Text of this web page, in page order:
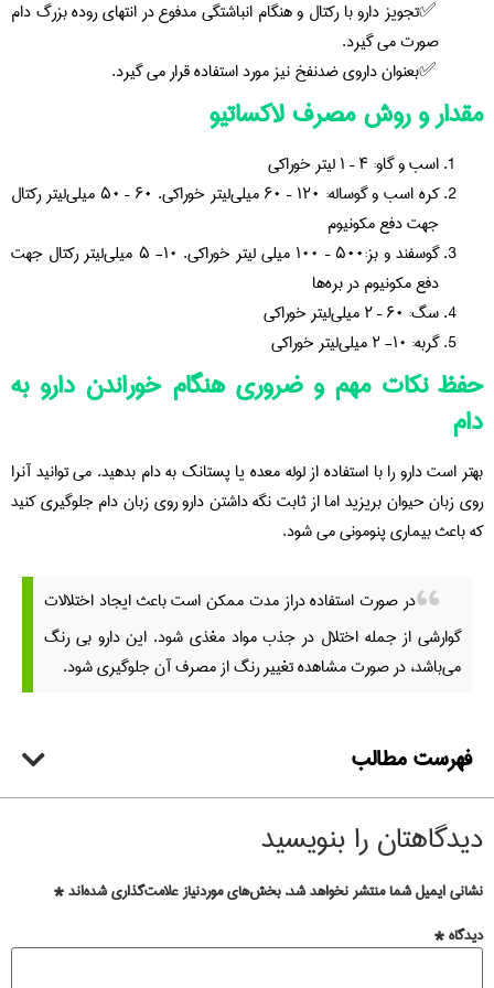
تجویز دارو با رکتال و هنگام انباشتگی مدفوع در انتهای روده بزرگ دام
صورت می گیرد.
بعنوان داروی ضدنفخ نیز مورد استفاده قرار می گیرد.
مقدار و روش مصرف لاکساتیو
اسب و گاو: ۴ – ۱ لیتر خوراکی
کره اسب و گوساله: ۱۲۰ – ۶۰ میلی‌لیتر خوراکی. ۶۰ – ۵۰ میلی‌لیتر رکتال
جهت دفع مکونیوم
گوسفند و بز:۵۰۰ – ۱۰۰ میلی لیتر خوراکی. ۱۰- ۵ میلی‌لیتر رکتال جهت
دفع مکونیوم در بره‌ها
سگ: ۶۰ – ۲ میلی‌لیتر خوراکی
گربه: ۱۰- ۲ میلی‌لیتر خوراکی
حفظ نکات مهم و ضروری هنگام خوراندن دارو به
دام
بهتر است دارو را با استفاده از لوله معده یا پستانک به دام بدهید. می توانید آنرا
روی زبان حیوان بریزید اما از ثابت نگه داشتن دارو روی زبان دام جلوگیری کنید
که باعث بیماری پنومونی می شود.
در صورت استفاده دراز مدت ممکن است باعث ایجاد اختلالات
گوارشی از جمله اختلال در جذب مواد مغذی شود. این دارو بی رنگ
می‌باشد، در صورت مشاهده تغییر رنگ از مصرف آن جلوگیری شود.
فهرست مطالب
دیدگاهتان را بنویسید
نشانی ایمیل شما منتشر نخواهد شد. بخش‌های موردنیاز علامت‌گذاری شده‌اند*
دیدگاه*